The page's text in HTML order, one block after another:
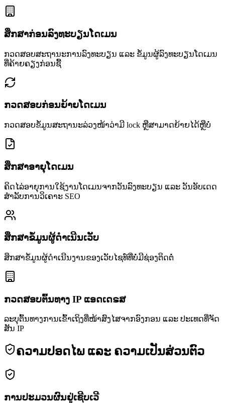
ສຶກສາກ່ອນລົງທະບຽນໂດເມນ
ກວດສອບສະຖານະການລົງທະບຽນ ແລະ ຂໍ້ມູນຜູ້ລົງທະບຽນໂດເມນ
ທີ່ຄ້າຍຄຽງກ່ອນຊື້
ກວດສອບກ່ອນຍ້າຍໂດເມນ
ກວດສອບຂໍ້ມູນສະຖານະລ່ວງໜ້າວ່າມີ lock ຫຼືສາມາດຍ້າຍໄດ້ຫຼືບໍ່
ສຶກສາອາຍຸໂດເມນ
ຄິດໄລ່ອາຍຸການໃຊ້ງານໂດເມນຈາກວັນລົງທະບຽນ ແລະ ວັນອັບເດດ
ສຳລັບການວິເຄາະ SEO
ສຶກສາຂໍ້ມູນຜູ້ດຳເນີນເວັບ
ສຶກສາຂໍ້ມູນຜູ້ດຳເນີນງານຂອງເວັບໄຊທ໌ທີ່ບໍ່ມີຊ່ອງຕິດຕໍ່
ກວດສອບຕົ້ນທາງ IP ແອດເດຣສ
ລະບຸຕົ້ນທາງການເຂົ້າເຖິງທີ່ໜ້າສົງໄສຈາກອົງກອນ ແລະ ປະເທດທີ່ຈັດ
ສັນ IP
ຄວາມປອດໄພ ແລະ ຄວາມເປັນສ່ວນຕົວ
ການປະມວນຜົນຢູ່ເຊີບເວີ